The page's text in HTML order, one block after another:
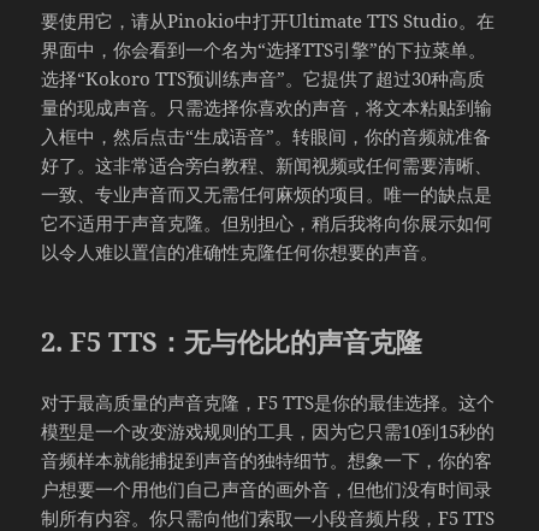
要使用它，请从Pinokio中打开Ultimate TTS Studio。在
界面中，你会看到一个名为“选择TTS引擎”的下拉菜单。
选择“Kokoro TTS预训练声音”。它提供了超过30种高质
量的现成声音。只需选择你喜欢的声音，将文本粘贴到输
入框中，然后点击“生成语音”。转眼间，你的音频就准备
好了。这非常适合旁白教程、新闻视频或任何需要清晰、
一致、专业声音而又无需任何麻烦的项目。唯一的缺点是
它不适用于声音克隆。但别担心，稍后我将向你展示如何
以令人难以置信的准确性克隆任何你想要的声音。
2. F5 TTS：无与伦比的声音克隆
对于最高质量的声音克隆，F5 TTS是你的最佳选择。这个
模型是一个改变游戏规则的工具，因为它只需10到15秒的
音频样本就能捕捉到声音的独特细节。想象一下，你的客
户想要一个用他们自己声音的画外音，但他们没有时间录
制所有内容。你只需向他们索取一小段音频片段，F5 TTS